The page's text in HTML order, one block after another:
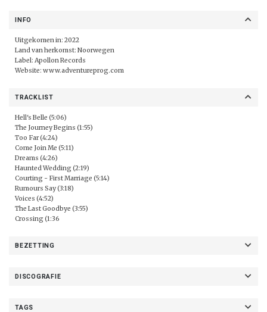
INFO
Uitgekomen in: 2022
Land van herkomst: Noorwegen
Label: Apollon Records
Website: www.adventureprog.com
TRACKLIST
Hell's Belle (5:06)
The Journey Begins (1:55)
Too Far (4:24)
Come Join Me (5:11)
Dreams (4:26)
Haunted Wedding (2:19)
Courting - First Marriage (5:14)
Rumours Say (3:18)
Voices (4:52)
The Last Goodbye (3:55)
Crossing (1:36
BEZETTING
DISCOGRAFIE
TAGS